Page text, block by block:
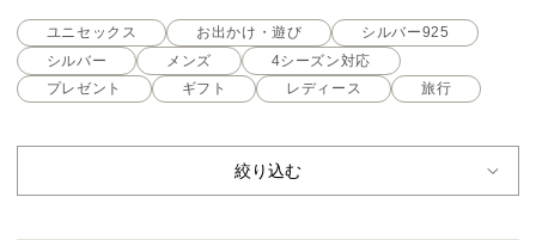
ユニセックス お出かけ・遊び
シルバー925
シルバー
メンズ
4シーズン対応
プレゼント
ギフト レディース 旅行
絞り込む